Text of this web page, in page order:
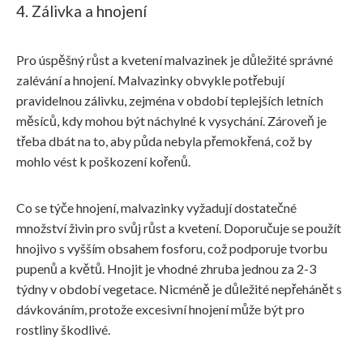
4. Zálivka a hnojení
Pro úspěšný růst a kvetení malvazinek je důležité správné
zalévání a hnojení. Malvazinky obvykle potřebují
pravidelnou zálivku, zejména v období teplejších letních
měsíců, kdy mohou být náchylné k vysychání. Zároveň je
třeba dbát na to, aby půda nebyla přemokřená, což by
mohlo vést k poškození kořenů.
Co se týče hnojení, malvazinky vyžadují dostatečné
množství živin pro svůj růst a kvetení. Doporučuje se použít
hnojivo s vyšším obsahem fosforu, což podporuje tvorbu
pupenů a květů. Hnojit je vhodné zhruba jednou za 2-3
týdny v období vegetace. Nicméně je důležité nepřehánět s
dávkováním, protože excesivní hnojení může být pro
rostliny škodlivé.